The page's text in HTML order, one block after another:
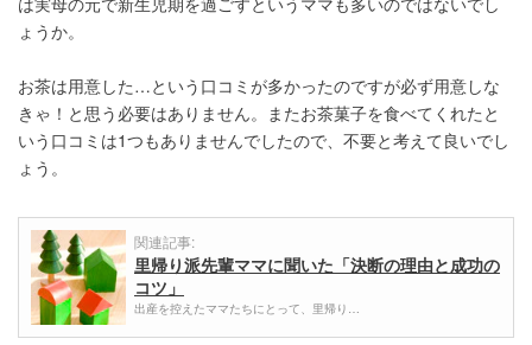
ょうか。
お茶は用意した…という口コミが多かったのですが必ず用意しな
きゃ！と思う必要はありません。またお茶菓子を食べてくれたと
いう口コミは1つもありませんでしたので、不要と考えて良いでし
ょう。
関連記事:
里帰り派先輩ママに聞いた「決断の理由と成功の
コツ」
出産を控えたママたちにとって、里帰り…